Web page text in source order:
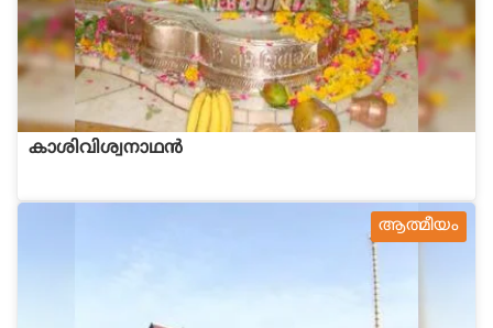
കാശിവിശ്വനാഥന്‍
ആത്മീയം